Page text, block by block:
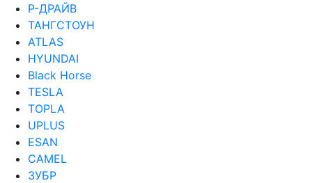
Р-ДРАЙВ
ТАНГСТОУН
ATLAS
HYUNDAI
Black Horse
TESLA
TOPLA
UPLUS
ESAN
CAMEL
ЗУБР